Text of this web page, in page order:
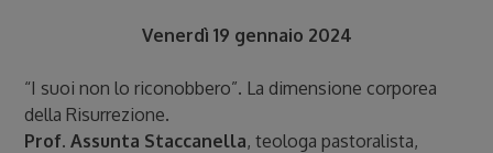
Venerdì 19 gennaio 2024
“I suoi non lo riconobbero”. La dimensione corporea
della Risurrezione.
Prof. Assunta Staccanella, teologa pastoralista,